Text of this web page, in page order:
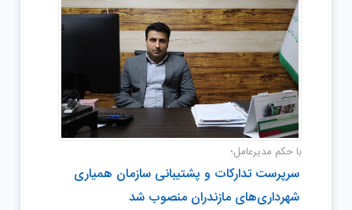
با حکم مدیرعامل؛
سرپرست تدارکات و پشتیبانی سازمان همیاری
شهرداری‌های مازندران منصوب شد